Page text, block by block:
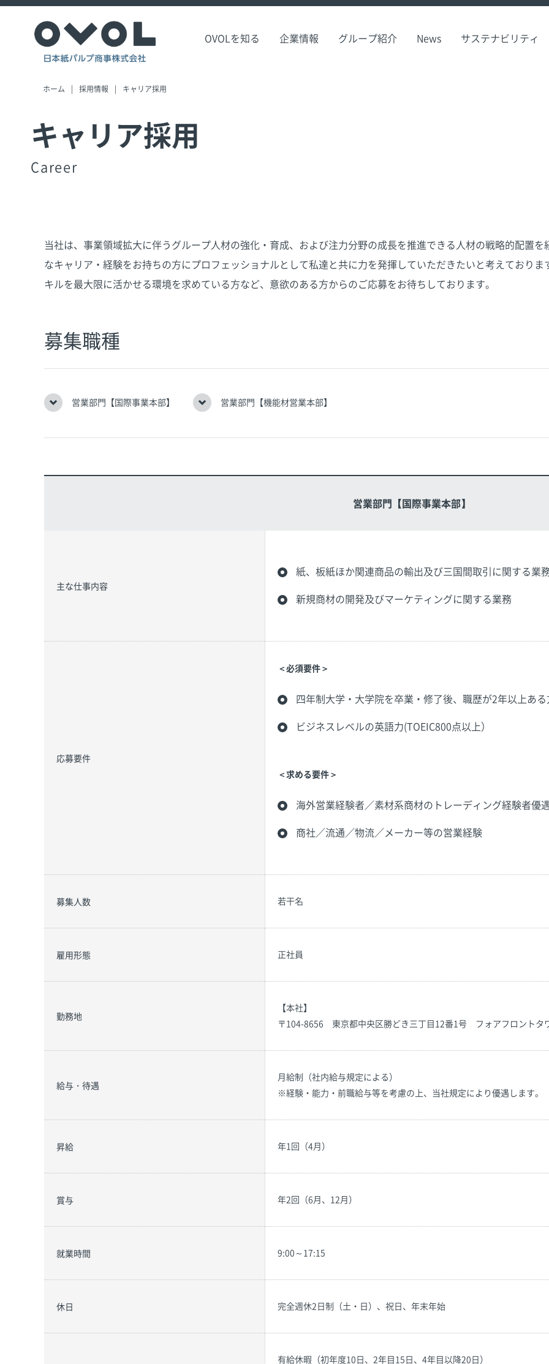
OVOLを知る 企業情報 グループ紹介 News サステナビリティ
ホーム 採用情報 キャリア採用
キャリア採用
Career
当社は、事業領域拡大に伴うグループ人材の強化・育成、および注力分野の成長を推進できる人材の戦略的配置
なキャリア・経験をお持ちの方にプロフェッショナルとして私達と共に力を発揮していただきたいと考えており
キルを最大限に活かせる環境を求めている方など、意欲のある方からのご応募をお待ちしております。
募集職種
営業部門【国際事業本部】 営業部門【機能材営業本部】
営業部門【国際事業本部】
主な仕事内容
紙、板紙ほか関連商品の輸出及び三国間取引に関する業
新規商材の開発及びマーケティングに関する業務
応募要件
＜必須要件＞
四年制大学・大学院を卒業・修了後、職歴が2年以上ある
ビジネスレベルの英語力(TOEIC800点以上）
＜求める要件＞
海外営業経験者／素材系商材のトレーディング経験者優
商社／流通／物流／メーカー等の営業経験
募集人数 若干名
雇用形態 正社員
勤務地
【本社】
〒104-8656 東京都中央区勝どき三丁目12番1号 フォアフロントタ
給与・待遇
月給制（社内給与規定による）
※経験・能力・前職給与等を考慮の上、当社規定により優遇します。
昇給 年1回（4月）
賞与 年2回（6月、12月）
就業時間 9:00～17:15
休日 完全週休2日制（土・日）、祝日、年末年始
有給休暇（初年度10日、2年目15日、4年目以降20日）